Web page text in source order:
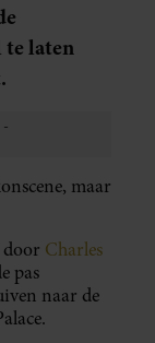
te laten
maar
door Charles
pas
naar de